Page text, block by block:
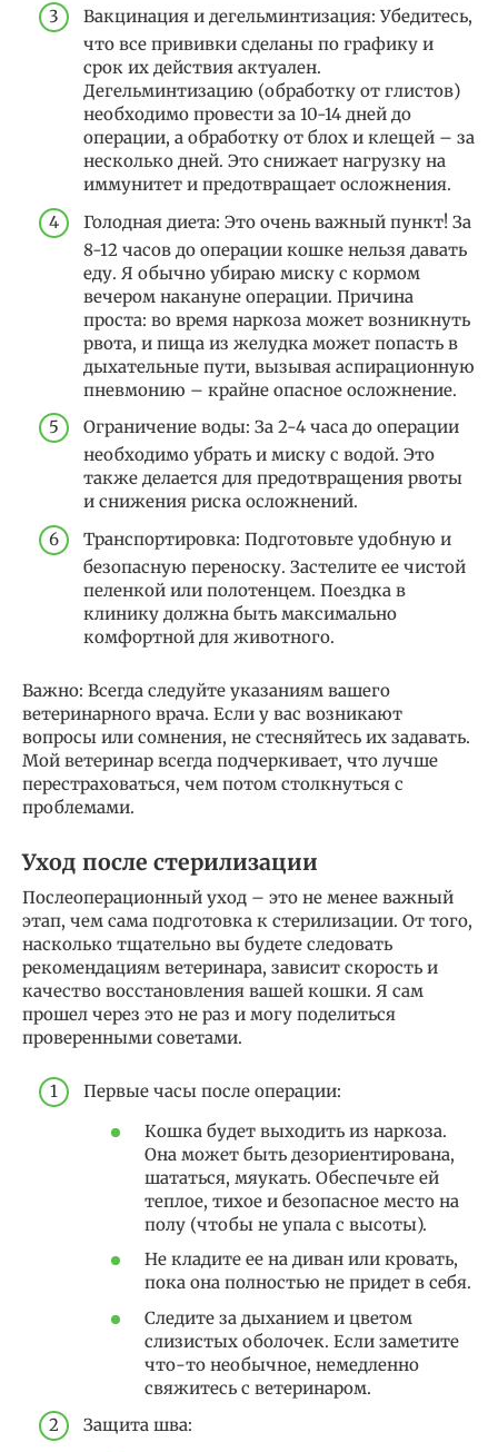
Вакцинация и дегельминтизация: Убедитесь,
что все прививки сделаны по графику и
срок их действия актуален.
Дегельминтизацию (обработку от глистов)
необходимо провести за 10-14 дней до
операции, а обработку от блох и клещей – за
несколько дней. Это снижает нагрузку на
иммунитет и предотвращает осложнения.
Голодная диета: Это очень важный пункт! За
8-12 часов до операции кошке нельзя давать
еду. Я обычно убираю миску с кормом
вечером накануне операции. Причина
проста: во время наркоза может возникнуть
рвота, и пища из желудка может попасть в
дыхательные пути, вызывая аспирационную
пневмонию – крайне опасное осложнение.
Ограничение воды: За 2-4 часа до операции
необходимо убрать и миску с водой. Это
также делается для предотвращения рвоты
и снижения риска осложнений.
Транспортировка: Подготовьте удобную и
безопасную переноску. Застелите ее чистой
пеленкой или полотенцем. Поездка в
клинику должна быть максимально
комфортной для животного.
Важно: Всегда следуйте указаниям вашего
ветеринарного врача. Если у вас возникают
вопросы или сомнения, не стесняйтесь их задавать.
Мой ветеринар всегда подчеркивает, что лучше
перестраховаться, чем потом столкнуться с
проблемами.
Уход после стерилизации
Послеоперационный уход – это не менее важный
этап, чем сама подготовка к стерилизации. От того,
насколько тщательно вы будете следовать
рекомендациям ветеринара, зависит скорость и
качество восстановления вашей кошки. Я сам
прошел через это не раз и могу поделиться
проверенными советами.
Первые часы после операции:
Кошка будет выходить из наркоза.
Она может быть дезориентирована,
шататься, мяукать. Обеспечьте ей
теплое, тихое и безопасное место на
полу (чтобы не упала с высоты).
Не кладите ее на диван или кровать,
пока она полностью не придет в себя.
Следите за дыханием и цветом
слизистых оболочек. Если заметите
что-то необычное, немедленно
свяжитесь с ветеринаром.
Защита шва: